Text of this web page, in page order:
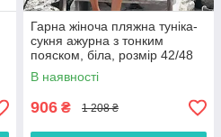
Гарна жіноча пляжна туніка-
сукня ажурна з тонким
пояском, біла, розмір 42/48
В наявності
906 ₴ 1 208 ₴